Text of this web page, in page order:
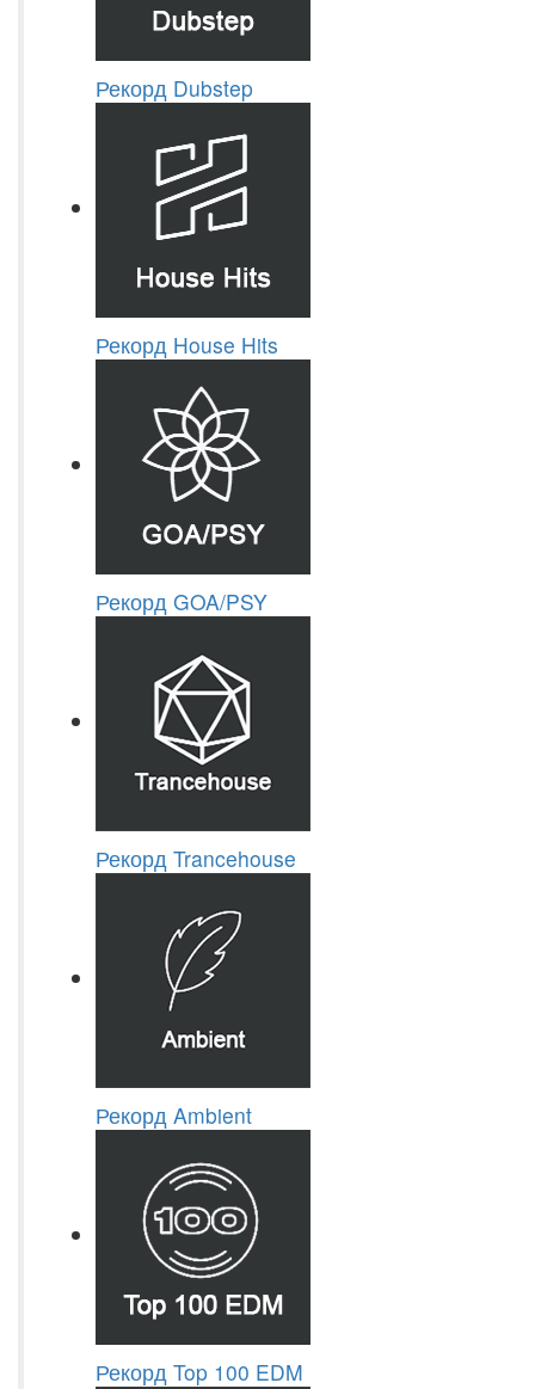
Рекорд Dubstep
Рекорд House Hits
Рекорд GOA/PSY
Рекорд Trancehouse
Рекорд Ambient
Рекорд Top 100 EDM